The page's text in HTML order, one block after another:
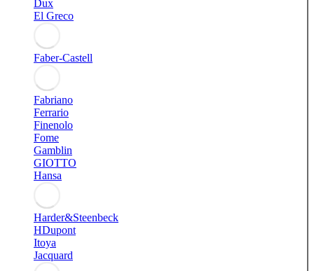
Dux
El Greco
Faber-Castell
Fabriano
Ferrario
Finenolo
Fome
Gamblin
GIOTTO
Hansa
Harder&Steenbeck
HDupont
Itoya
Jacquard